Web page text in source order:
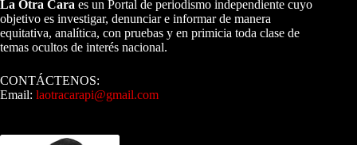
La Otra Cara es un Portal de periodismo independiente cuyo
objetivo es investigar, denunciar e informar de manera
equitativa, analítica, con pruebas y en primicia toda clase de
temas ocultos de interés nacional.
CONTÁCTENOS:
Email: laotracarapi@gmail.com